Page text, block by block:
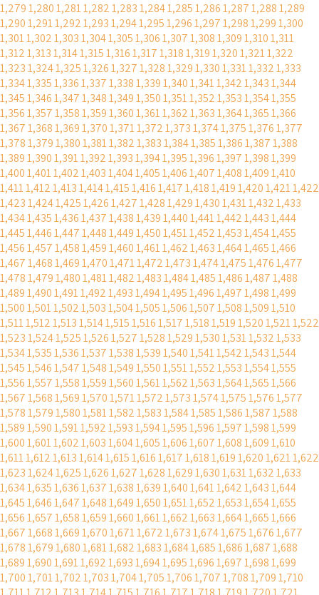
1,2791,2801,2811,2821,2831,2841,2851,2861,2871,2881,289
1,2901,2911,2921,2931,2941,2951,2961,2971,2981,2991,300
1,3011,3021,3031,3041,3051,3061,3071,3081,3091,3101,311
1,3121,3131,3141,3151,3161,3171,3181,3191,3201,3211,322
1,3231,3241,3251,3261,3271,3281,3291,3301,3311,3321,333
1,3341,3351,3361,3371,3381,3391,3401,3411,3421,3431,344
1,3451,3461,3471,3481,3491,3501,3511,3521,3531,3541,355
1,3561,3571,3581,3591,3601,3611,3621,3631,3641,3651,366
1,3671,3681,3691,3701,3711,3721,3731,3741,3751,3761,377
1,3781,3791,3801,3811,3821,3831,3841,3851,3861,3871,388
1,3891,3901,3911,3921,3931,3941,3951,3961,3971,3981,399
1,4001,4011,4021,4031,4041,4051,4061,4071,4081,4091,410
1,4111,4121,4131,4141,4151,4161,4171,4181,4191,4201,4211,422
1,4231,4241,4251,4261,4271,4281,4291,4301,4311,4321,433
1,4341,4351,4361,4371,4381,4391,4401,4411,4421,4431,444
1,4451,4461,4471,4481,4491,4501,4511,4521,4531,4541,455
1,4561,4571,4581,4591,4601,4611,4621,4631,4641,4651,466
1,4671,4681,4691,4701,4711,4721,4731,4741,4751,4761,477
1,4781,4791,4801,4811,4821,4831,4841,4851,4861,4871,488
1,4891,4901,4911,4921,4931,4941,4951,4961,4971,4981,499
1,5001,5011,5021,5031,5041,5051,5061,5071,5081,5091,510
1,5111,5121,5131,5141,5151,5161,5171,5181,5191,5201,5211,522
1,5231,5241,5251,5261,5271,5281,5291,5301,5311,5321,533
1,5341,5351,5361,5371,5381,5391,5401,5411,5421,5431,544
1,5451,5461,5471,5481,5491,5501,5511,5521,5531,5541,555
1,5561,5571,5581,5591,5601,5611,5621,5631,5641,5651,566
1,5671,5681,5691,5701,5711,5721,5731,5741,5751,5761,577
1,5781,5791,5801,5811,5821,5831,5841,5851,5861,5871,588
1,5891,5901,5911,5921,5931,5941,5951,5961,5971,5981,599
1,6001,6011,6021,6031,6041,6051,6061,6071,6081,6091,610
1,6111,6121,6131,6141,6151,6161,6171,6181,6191,6201,6211,622
1,6231,6241,6251,6261,6271,6281,6291,6301,6311,6321,633
1,6341,6351,6361,6371,6381,6391,6401,6411,6421,6431,644
1,6451,6461,6471,6481,6491,6501,6511,6521,6531,6541,655
1,6561,6571,6581,6591,6601,6611,6621,6631,6641,6651,666
1,6671,6681,6691,6701,6711,6721,6731,6741,6751,6761,677
1,6781,6791,6801,6811,6821,6831,6841,6851,6861,6871,688
1,6891,6901,6911,6921,6931,6941,6951,6961,6971,6981,699
1,7001,7011,7021,7031,7041,7051,7061,7071,7081,7091,710